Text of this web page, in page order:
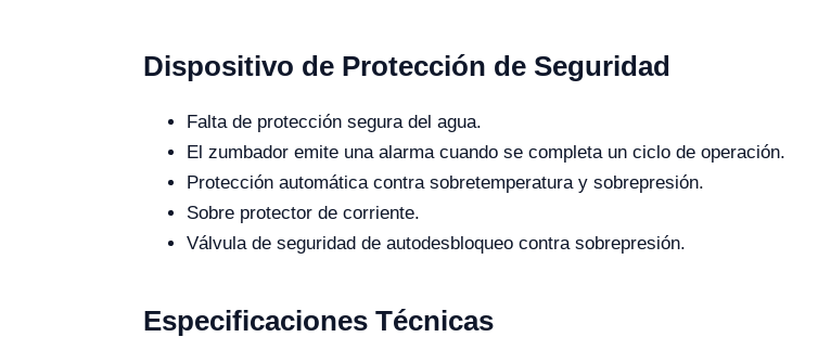
Dispositivo de Protección de Seguridad
Falta de protección segura del agua.
El zumbador emite una alarma cuando se completa un ciclo de operación.
Protección automática contra sobretemperatura y sobrepresión.
Sobre protector de corriente.
Válvula de seguridad de autodesbloqueo contra sobrepresión.
Especificaciones Técnicas